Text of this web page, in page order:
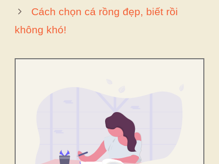
Cách chọn cá rồng đẹp, biết rồi
không khó!